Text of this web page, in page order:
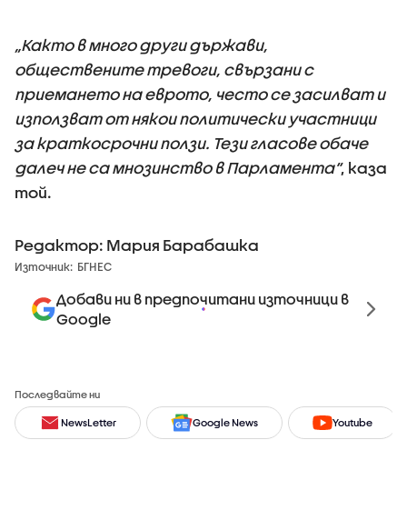
„Както в много други държави,
обществените тревоги, свързани с
приемането на еврото, често се засилват и
използват от някои политически участници
за краткосрочни ползи. Тези гласове обаче
далеч не са мнозинство в Парламента“, каза
той.
Редактор: Мария Барабашка
Източник: БГНЕС
Добави ни в предпочитани източници в
Google
Последвайте ни
NewsLetter Google News Youtube